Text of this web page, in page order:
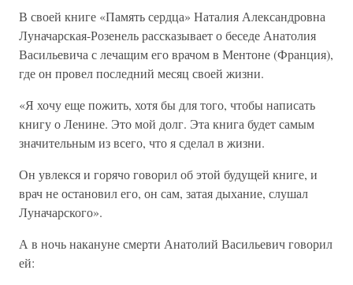
В своей книге «Память сердца» Наталия Александровна
Луначарская-Розенель рассказывает о беседе Анатолия
Васильевича с лечащим его врачом в Ментоне (Франция),
где он провел последний месяц своей жизни.
«Я хочу еще пожить, хотя бы для того, чтобы написать
книгу о Ленине. Это мой долг. Эта книга будет самым
значительным из всего, что я сделал в жизни.
Он увлекся и горячо говорил об этой будущей книге, и
врач не остановил его, он сам, затая дыхание, слушал
Луначарского».
А в ночь накануне смерти Анатолий Васильевич говорил
ей: